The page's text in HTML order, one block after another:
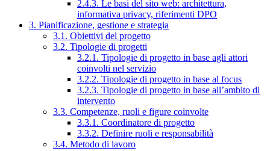
2.4.3. Le basi del sito web: architettura,
informativa privacy, riferimenti DPO
3. Pianificazione, gestione e strategia
3.1. Obiettivi del progetto
3.2. Tipologie di progetti
3.2.1. Tipologie di progetto in base agli attori
coinvolti nel servizio
3.2.2. Tipologie di progetto in base al focus
3.2.3. Tipologie di progetto in base all’ambito di
intervento
3.3. Competenze, ruoli e figure coinvolte
3.3.1. Coordinatore di progetto
3.3.2. Definire ruoli e responsabilità
3.4. Metodo di lavoro